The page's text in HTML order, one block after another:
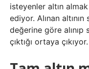
isteyenler altın
ediyor. Alınan
değerine göre alınıp
çıktığı ortaya çıkıyor.